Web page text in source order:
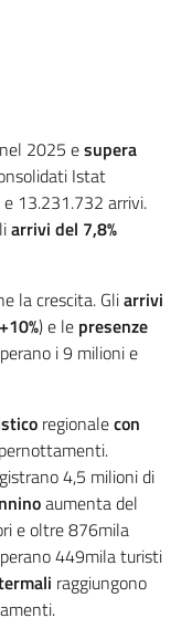
nel 2025 esupera
Istat
13.231.732 arrivi.
arrivi del 7,8%
la crescita. Gliarrivi
) e le presenze
i 9 milioni e
regionalecon
4,5 milioni di
aumenta del
e oltre 876mila
449mila turisti
raggiungono